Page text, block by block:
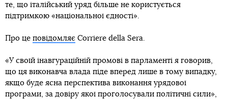
те, що італійський уряд більше не користується
підтримкою «національної єдності».
Про це повідомляє Corriere della Sera.
«У своїй інавгураційній промові в парламенті я говорив,
що ця виконавча влада піде вперед лише в тому випадку,
якщо буде ясна перспектива виконання урядової
програми, за довіру якої проголосували політичні сили»,